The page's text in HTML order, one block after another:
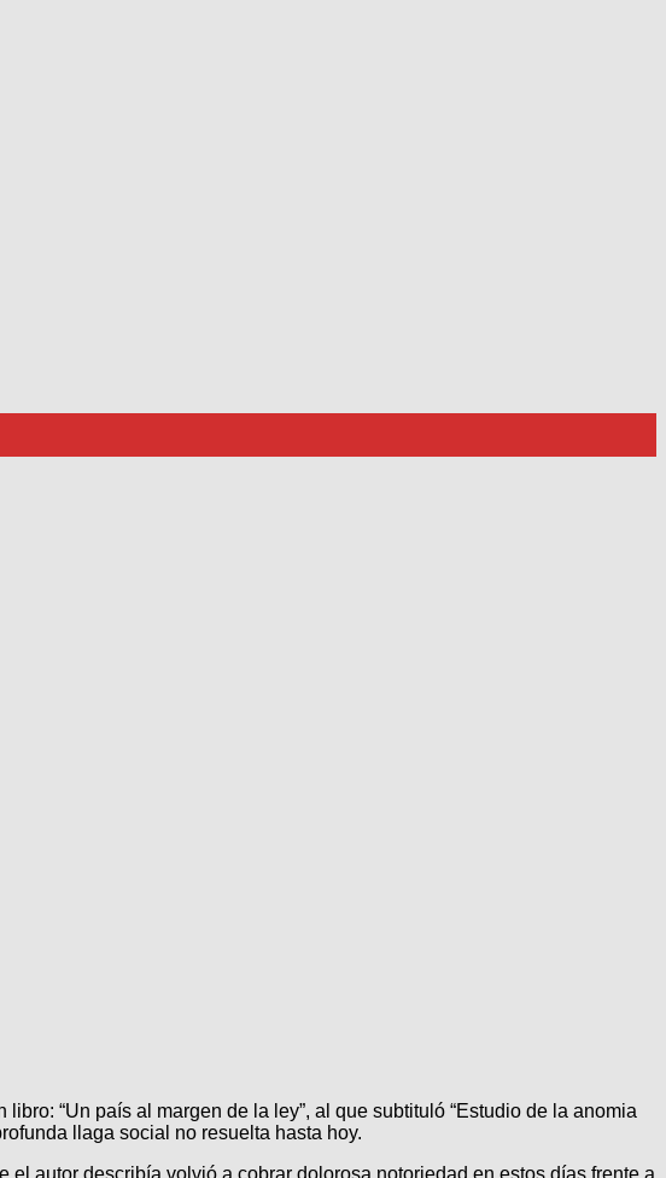
“Un país al margen de la ley”, al que subtituló “Estudio de la anomia
llaga social no resuelta hasta hoy.
autor describía volvió a cobrar dolorosa notoriedad en estos días frente a